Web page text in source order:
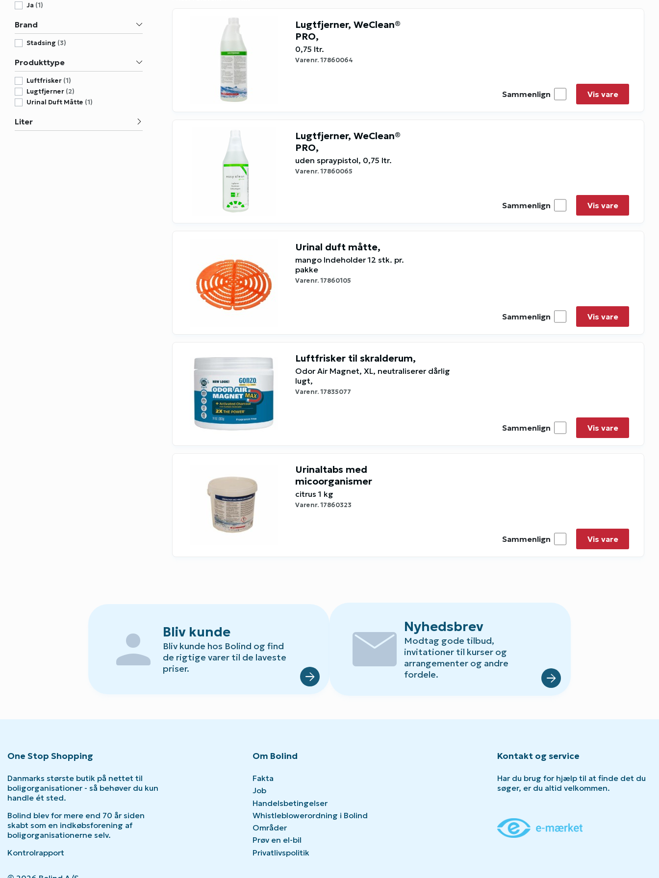
Ja (1)
Brand
Stadsing (3)
Produkttype
Luftfrisker (1)
Lugtfjerner (2)
Urinal Duft Måtte (1)
Liter
Lugtfjerner, WeClean®
PRO,
0,75 ltr.
Varenr.17860064
Sammenlign Vis vare
Lugtfjerner, WeClean®
PRO,
uden spraypistol, 0,75 ltr.
Varenr.17860065
Sammenlign Vis vare
Urinal duft måtte,
mango Indeholder 12 stk. pr.
pakke
Varenr.17860105
Sammenlign Vis vare
Luftfrisker til skralderum,
Odor Air Magnet, XL, neutraliserer dårlig
lugt,
Varenr.17835077
Sammenlign Vis vare
Urinaltabs med
micoorganismer
citrus 1 kg
Varenr.17860323
Sammenlign Vis vare
person Bliv kunde
Bliv kunde hos Bolind og find
de rigtige varer til de laveste
priser.
mail Nyhedsbrev
Modtag gode tilbud,
invitationer til kurser og
arrangementer og andre
fordele.
One Stop Shopping
Danmarks største butik på nettet til
boligorganisationer - så behøver du kun
handle ét sted.
Bolind blev for mere end 70 år siden
skabt som en indkøbsforening af
boligorganisationerne selv.
Kontrolrapport
Om Bolind
Fakta
Job
Handelsbetingelser
Whistleblowerordning i Bolind
Områder
Prøv en el-bil
Privatlivspolitik
Kontakt og service
Har du brug for hjælp til at finde det du
søger, er du altid velkommen.